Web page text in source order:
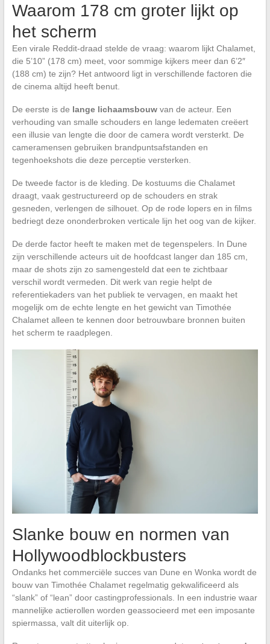
Waarom 178 cm groter lijkt op
het scherm
Een virale Reddit-draad stelde de vraag: waarom lijkt Chalamet,
die 5’10” (178 cm) meet, voor sommige kijkers meer dan 6’2″
(188 cm) te zijn? Het antwoord ligt in verschillende factoren die
de cinema altijd heeft benut.
De eerste is de lange lichaamsbouwvan de acteur. Een
verhouding van smalle schouders en lange ledematen creëert
een illusie van lengte die door de camera wordt versterkt. De
cameramensen gebruiken brandpuntsafstanden en
tegenhoekshots die deze perceptie versterken.
De tweede factor is de kleding. De kostuums die Chalamet
draagt, vaak gestructureerd op de schouders en strak
gesneden, verlengen de silhouet. Op de rode lopers en in films
bedriegt deze ononderbroken verticale lijn het oog van de kijker.
De derde factor heeft te maken met de tegenspelers. In Dune
zijn verschillende acteurs uit de hoofdcast langer dan 185 cm,
maar de shots zijn zo samengesteld dat een te zichtbaar
verschil wordt vermeden. Dit werk van regie helpt de
referentiekaders van het publiek te vervagen, en maakt het
mogelijk om de echte lengte en het gewicht van Timothée
Chalamet alleen te kennen door betrouwbare bronnen buiten
het scherm te raadplegen.
Slanke bouw en normen van
Hollywoodblockbusters
Ondanks het commerciële succes van Dune en Wonka wordt de
bouw van Timothée Chalamet regelmatig gekwalificeerd als
“slank” of “lean” door castingprofessionals. In een industrie waar
mannelijke actierollen worden geassocieerd met een imposante
spiermassa, valt dit uiterlijk op.